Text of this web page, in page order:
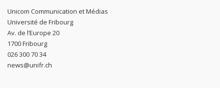
Unicom Communication et Médias
Université de Fribourg
Av. de l’Europe 20
1700 Fribourg
026 300 70 34
news@unifr.ch